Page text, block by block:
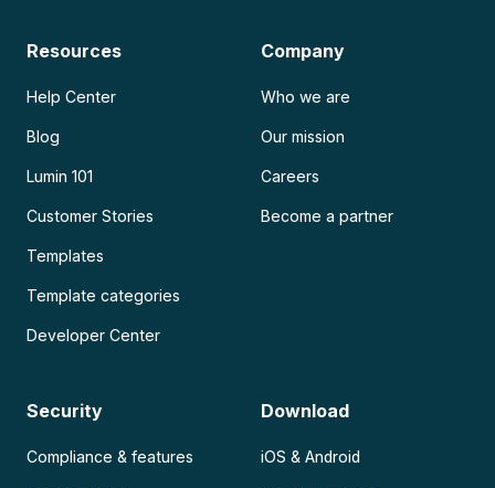
Resources
Help Center
Blog
Lumin 101
Customer Stories
Templates
Template categories
Developer Center
Company
Who we are
Our mission
Careers
Become a partner
Security
Compliance & features
Download
iOS & Android